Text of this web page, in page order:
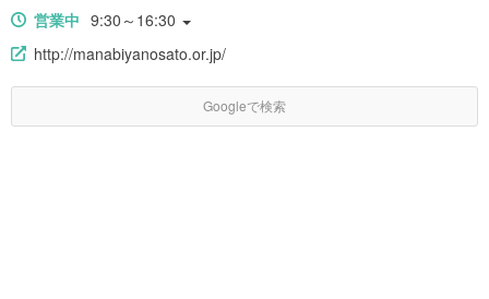
営業中 9:30～16:30
http://manabiyanosato.or.jp/
Googleで検索